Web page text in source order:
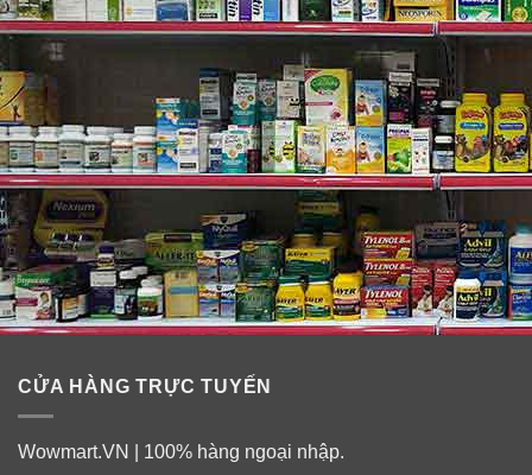
Lợi ích của One A Day Women’s
CỬA HÀNG TRỰC TUYẾN
Wowmart.VN | 100% hàng ngoại nhập.